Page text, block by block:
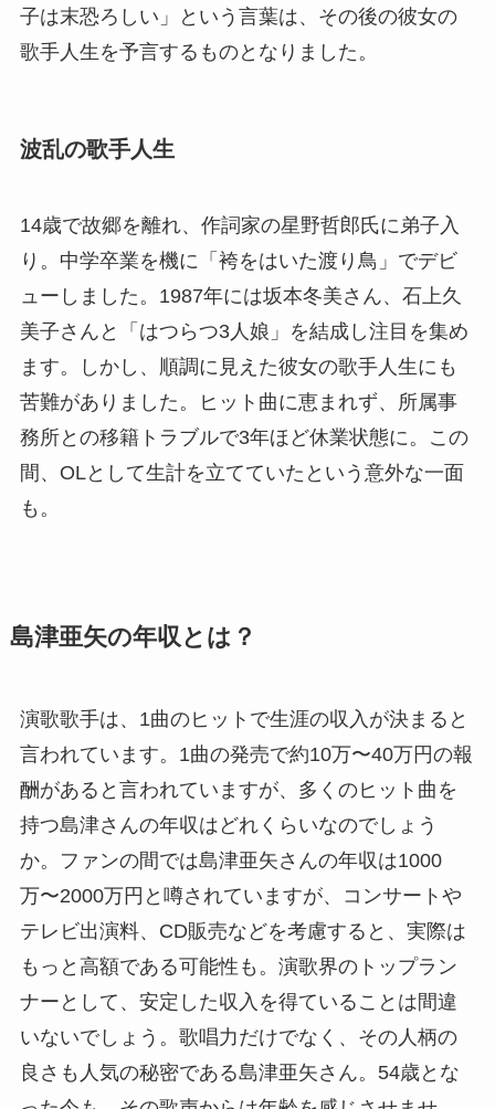
子は末恐ろしい」という言葉は、その後の彼女の
歌手人生を予言するものとなりました。
波乱の歌手人生
14歳で故郷を離れ、作詞家の星野哲郎氏に弟子入
り。中学卒業を機に「袴をはいた渡り鳥」でデビ
ューしました。1987年には坂本冬美さん、石上久
美子さんと「はつらつ3人娘」を結成し注目を集め
ます。しかし、順調に見えた彼女の歌手人生にも
苦難がありました。ヒット曲に恵まれず、所属事
務所との移籍トラブルで3年ほど休業状態に。この
間、OLとして生計を立てていたという意外な一面
も。
島津亜矢の年収とは？
演歌歌手は、1曲のヒットで生涯の収入が決まると
言われています。1曲の発売で約10万〜40万円の報
酬があると言われていますが、多くのヒット曲を
持つ島津さんの年収はどれくらいなのでしょう
か。ファンの間では島津亜矢さんの年収は1000
万〜2000万円と噂されていますが、コンサートや
テレビ出演料、CD販売などを考慮すると、実際は
もっと高額である可能性も。演歌界のトップラン
ナーとして、安定した収入を得ていることは間違
いないでしょう。歌唱力だけでなく、その人柄の
良さも人気の秘密である島津亜矢さん。54歳とな